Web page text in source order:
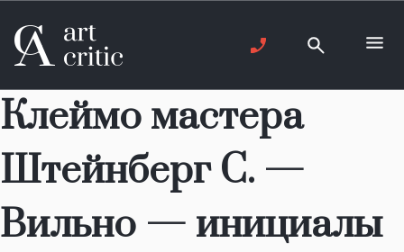
Клеймо мастера
Штейнберг С. —
Вильно — инициалы